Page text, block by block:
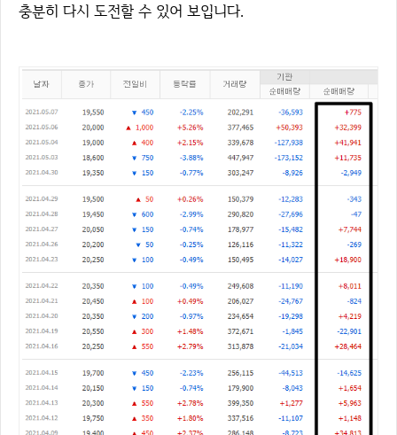
충분히 다시 도전할 수 있어 보입니다.